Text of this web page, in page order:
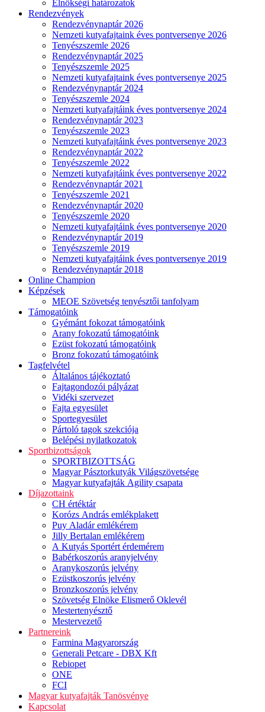
Elnökségi határozatok
Rendezvények
Rendezvénynaptár 2026
Nemzeti kutyafajtaink éves pontversenye 2026
Tenyészszemle 2026
Rendezvénynaptár 2025
Tenyészszemle 2025
Nemzeti kutyafajtaink éves pontversenye 2025
Rendezvénynaptár 2024
Tenyészszemle 2024
Nemzeti kutyafajtáink éves pontversenye 2024
Rendezvénynaptár 2023
Tenyészszemle 2023
Nemzeti kutyafajtáink éves pontversenye 2023
Rendezvénynaptár 2022
Tenyészszemle 2022
Nemzeti kutyafajtáink éves pontversenye 2022
Rendezvénynaptár 2021
Tenyészszemle 2021
Rendezvénynaptár 2020
Tenyészszemle 2020
Nemzeti kutyafajtáink éves pontversenye 2020
Rendezvénynaptár 2019
Tenyészszemle 2019
Nemzeti kutyafajtáink éves pontversenye 2019
Rendezvénynaptár 2018
Online Champion
Képzések
MEOE Szövetség tenyésztői tanfolyam
Támogatóink
Gyémánt fokozat támogatóink
Arany fokozatú támogatóink
Ezüst fokozatú támogatóink
Bronz fokozatú támogatóink
Tagfelvétel
Általános tájékoztató
Fajtagondozói pályázat
Vidéki szervezet
Fajta egyesület
Sportegyesület
Pártoló tagok szekciója
Belépési nyilatkozatok
Sportbizottságok
SPORTBIZOTTSÁG
Magyar Pásztorkutyák Világszövetsége
Magyar kutyafajták Agility csapata
Díjazottaink
CH értéktár
Korózs András emlékplakett
Puy Aladár emlékérem
Jilly Bertalan emlékérem
A Kutyás Sportért érdemérem
Babérkoszorús aranyjelvény
Aranykoszorús jelvény
Ezüstkoszorús jelvény
Bronzkoszorús jelvény
Szövetség Elnöke Elismerő Oklevél
Mestertenyésztő
Mestervezető
Partnereink
Farmina Magyarország
Generali Petcare - DBX Kft
Rebiopet
ONE
FCI
Magyar kutyafajták Tanösvénye
Kapcsolat